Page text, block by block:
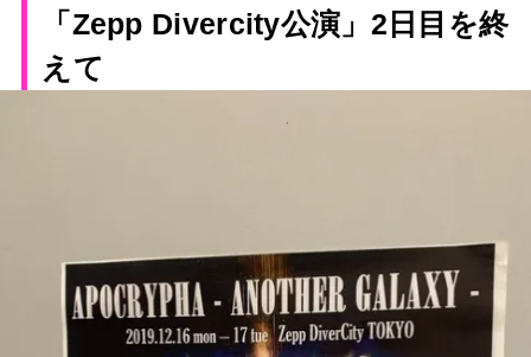
「Zepp Divercity公演」2日目を終
えて